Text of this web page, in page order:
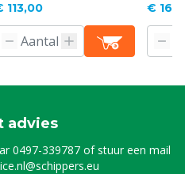
113,00 €
advies
0497-339787of stuur een mail